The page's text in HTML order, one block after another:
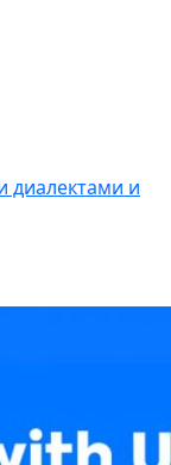
диалектами и